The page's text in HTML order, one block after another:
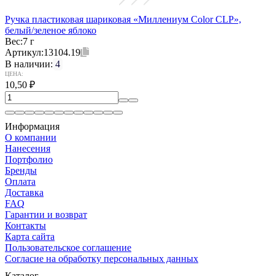
Ручка пластиковая шариковая «Миллениум Color CLP»,
белый/зеленое яблоко
Вес:7 г
Артикул:13104.19
В наличии: 4
ЦЕНА:
10,50 ₽
Информация
О компании
Нанесения
Портфолио
Бренды
Оплата
Доставка
FAQ
Гарантии и возврат
Контакты
Карта сайта
Пользовательское соглашение
Согласие на обработку персональных данных